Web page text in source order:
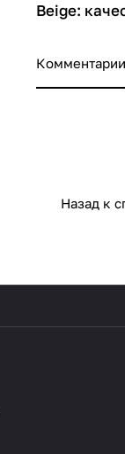
Beige:
Комментарии
Назад к